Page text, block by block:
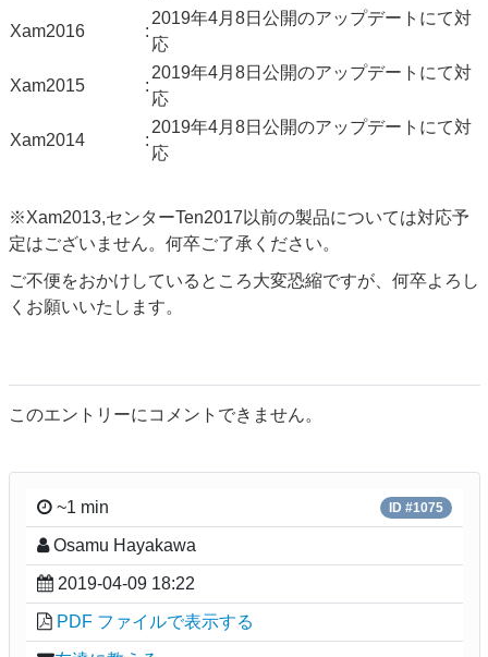
Xam2016 :
2019年4月8日公開のアップデートにて対
応
Xam2015 :
2019年4月8日公開のアップデートにて対
応
Xam2014 :
2019年4月8日公開のアップデートにて対
応
※Xam2013,センターTen2017以前の製品については対応予
定はございません。何卒ご了承ください。
ご不便をおかけしているところ大変恐縮ですが、何卒よろし
くお願いいたします。
このエントリーにコメントできません。
~1 min ID #1075
Osamu Hayakawa
2019-04-09 18:22
PDF ファイルで表示する